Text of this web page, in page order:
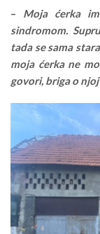
– Moja ćerka
sindromom.
tada se sama
moja ćerka ne
govori, briga o